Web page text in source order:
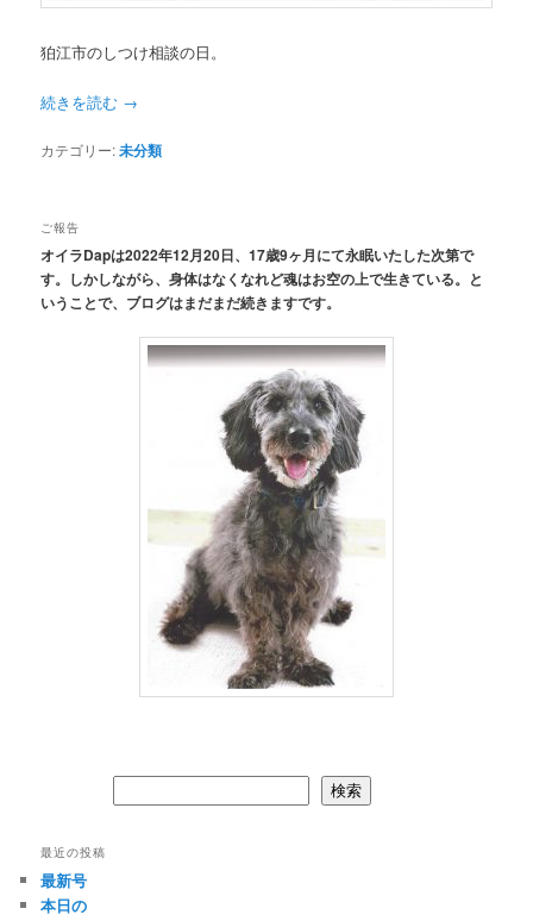
狛江市のしつけ相談の日。
続きを読む →
カテゴリー:未分類
ご報告
オイラDapは2022年12月20日、17歳9ヶ月にて永眠いたした次第で
す。しかしながら、身体はなくなれど魂はお空の上で生きている。と
いうことで、ブログはまだまだ続きますです。
検索
最近の投稿
最新号
本日の